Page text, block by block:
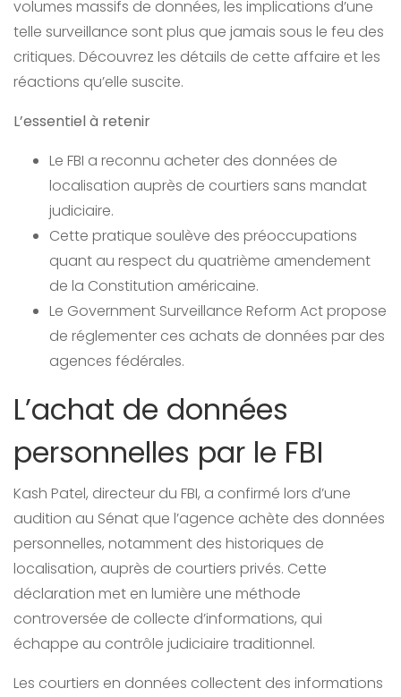
volumes massifs de données, les implications d’une
telle surveillance sont plus que jamais sous le feu des
critiques. Découvrez les détails de cette affaire et les
réactions qu’elle suscite.
L’essentiel à retenir
Le FBI a reconnu acheter des données de
localisation auprès de courtiers sans mandat
judiciaire.
Cette pratique soulève des préoccupations
quant au respect du quatrième amendement
de la Constitution américaine.
Le Government Surveillance Reform Act propose
de réglementer ces achats de données par des
agences fédérales.
L’achat de données
personnelles par le FBI
Kash Patel, directeur du FBI, a confirmé lors d’une
audition au Sénat que l’agence achète des données
personnelles, notamment des historiques de
localisation, auprès de courtiers privés. Cette
déclaration met en lumière une méthode
controversée de collecte d’informations, qui
échappe au contrôle judiciaire traditionnel.
Les courtiers en données collectent des informations